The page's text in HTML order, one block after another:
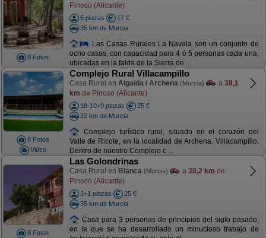
8 Fotos
Pinoso (Alicante)
5 plazas
17 €
35 km de Murcia
Las Casas Rurales La Navela son un conjunto de
ocho casas, con capacidad para 4 ó 5 personas cada una,
ubicadas en la falda de la Sierra de ...
8 Fotos
Video
Complejo Rural Villacampillo
Casa Rural en Algaida / Archena (Murcia) a 38,1
km de Pinoso (Alicante)
18-10+9 plazas
25 €
22 km de Murcia
Complejo turístico rural, situado en el corazón del
Valle de Ricote, en la localidad de Archena. Villacampillo.
Dentro de nuestro Complejo c ...
8 Fotos
Las Golondrinas
Casa Rural en Blanca (Murcia) a 38,2 km de
Pinoso (Alicante)
3+1 plazas
25 €
35 km de Murcia
Casa para 3 personas de principios del siglo pasado,
en la que se ha desarrollado un minucioso trabajo de